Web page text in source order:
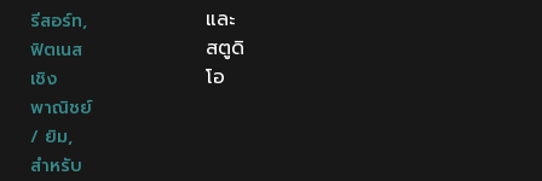
รีสอร์ท,
ฟิตเนส
เชิง
พาณิชย์
/ ยิม,
สำหรับ
และ
สตูดิ
โอ